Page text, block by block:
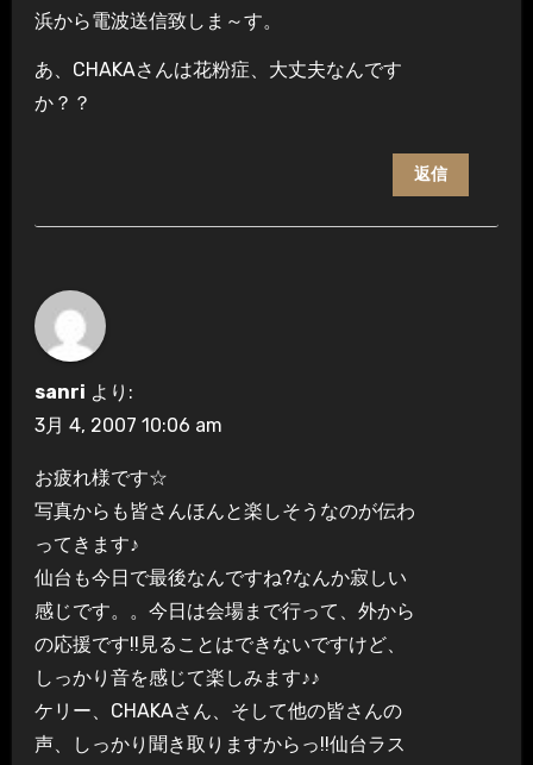
浜から電波送信致しま～す。
あ、CHAKAさんは花粉症、大丈夫なんです
か？？
返信
sanri より:
3月 4, 2007 10:06 am
お疲れ様です☆
写真からも皆さんほんと楽しそうなのが伝わ
ってきます♪
仙台も今日で最後なんですね?なんか寂しい
感じです。。今日は会場まで行って、外から
の応援です!!見ることはできないですけど、
しっかり音を感じて楽しみます♪♪
ケリー、CHAKAさん、そして他の皆さんの
声、しっかり聞き取りますからっ!!仙台ラス